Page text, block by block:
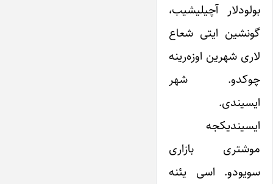
بولودلار آچیلیشیب،
گونشین ایتی شعاع
لاری شهرین اوزه‌رینه
چوکدو. شهر
ایسیندی.
ایسیندیکجه
موشتری بازاری
سویودو. اسی یئنه